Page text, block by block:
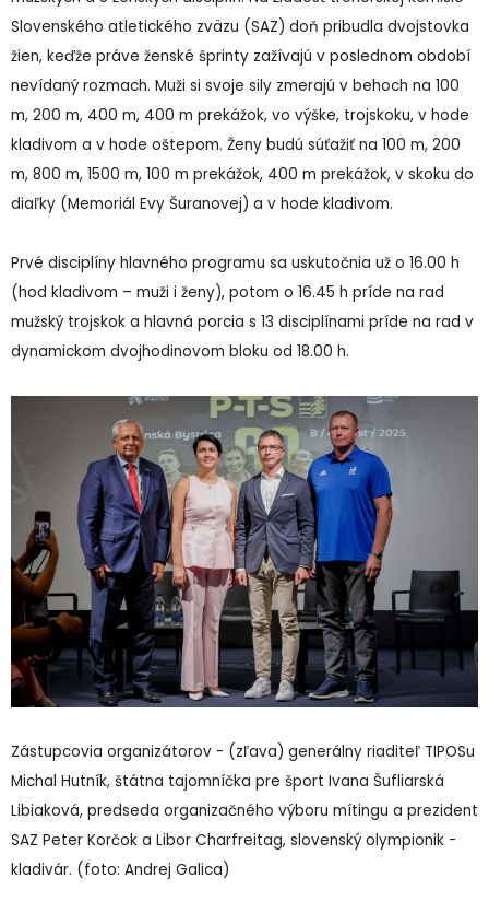
Slovenského atletického zväzu (SAZ) doň pribudla dvojstovka
žien, keďže práve ženské šprinty zažívajú v poslednom období
nevídaný rozmach. Muži si svoje sily zmerajú v behoch na 100
m, 200 m, 400 m, 400 m prekážok, vo výške, trojskoku, v hode
kladivom a v hode oštepom. Ženy budú súťažiť na 100 m, 200
m, 800 m, 1500 m, 100 m prekážok, 400 m prekážok, v skoku do
diaľky (Memoriál Evy Šuranovej) a v hode kladivom.
Prvé disciplíny hlavného programu sa uskutočnia už o 16.00 h
(hod kladivom – muži i ženy), potom o 16.45 h príde na rad
mužský trojskok a hlavná porcia s 13 disciplínami príde na rad v
dynamickom dvojhodinovom bloku od 18.00 h.
Zástupcovia organizátorov - (zľava) generálny riaditeľ TIPOSu
Michal Hutník, štátna tajomníčka pre šport Ivana Šufliarská
Libiaková, predseda organizačného výboru mítingu a prezident
SAZ Peter Korčok a Libor Charfreitag, slovenský olympionik -
kladivár. (foto: Andrej Galica)